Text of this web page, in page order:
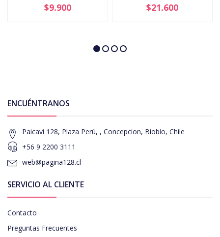
$9.900 $21.600
ENCUÉNTRANOS
Paicavi 128, Plaza Perú, , Concepcion, Biobío, Chile
+56 9 2200 3111
web@pagina128.cl
SERVICIO AL CLIENTE
Contacto
Preguntas Frecuentes